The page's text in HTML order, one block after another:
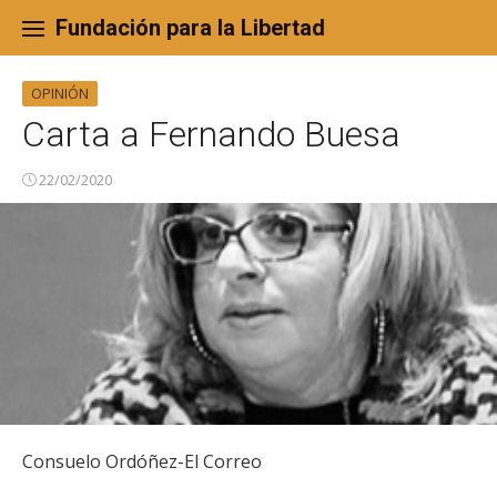
content
Fundación para la Libertad
OPINIÓN
Carta a Fernando Buesa
22/02/2020
Consuelo Ordóñez-El Correo